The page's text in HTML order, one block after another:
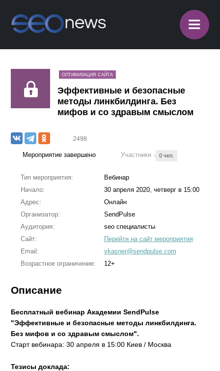
≡
ОПТИМИЗАЦИЯ САЙТА
Эффективные и безопасные
методы линкбилдинга. Без
мифов и со здравым смыслом
2498
Мероприятие завершено Участники 0 чел.
Тип мероприятия:
Вебинар
Начало:
30 апреля 2020, четверг в 15:00
Адрес:
Онлайн
Организатор:
SendPulse
Аудитория:
seo специалисты
Сайт:
Перейти на сайт мероприятия
Email:
vkasner@sendpulse.com
Возрастное ограничение:
12+
Описание
Бесплатный вебинар Академии SendPulse
"Эффективные и безопасные методы линкбилдинга.
Без мифов и со здравым смыслом".
Старт вебинара: 30 апреля в 15:00 Киев / Москва
Тезисы доклада: